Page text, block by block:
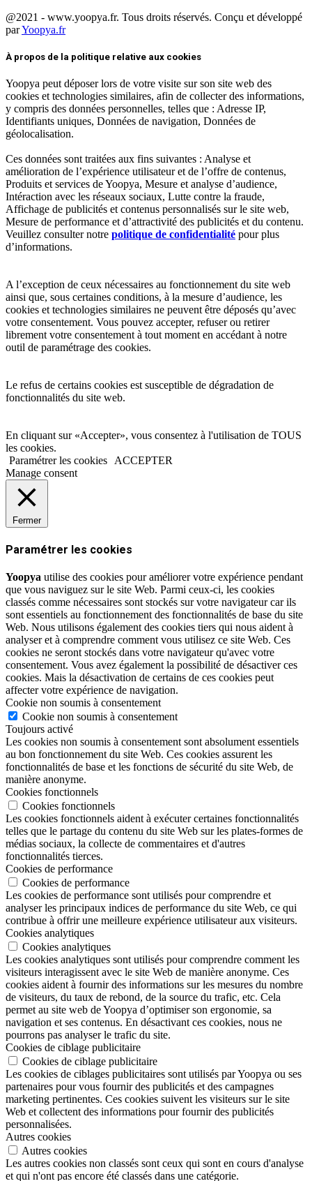
@2021 - www.yoopya.fr. Tous droits réservés. Conçu et développé
parYoopya.fr
À propos de la politique relative aux cookies
Yoopya peut déposer lors de votre visite sur son site web des
cookies et technologies similaires, afin de collecter des informations,
y compris des données personnelles, telles que : Adresse IP,
Identifiants uniques, Données de navigation, Données de
géolocalisation.
Ces données sont traitées aux fins suivantes : Analyse et
amélioration de l’expérience utilisateur et de l’offre de contenus,
Produits et services de Yoopya, Mesure et analyse d’audience,
Intéraction avec les réseaux sociaux, Lutte contre la fraude,
Affichage de publicités et contenus personnalisés sur le site web,
Mesure de performance et d’attractivité des publicités et du contenu.
Veuillez consulter notre politique de confidentialité pour plus
d’informations.
A l’exception de ceux nécessaires au fonctionnement du site web
ainsi que, sous certaines conditions, à la mesure d’audience, les
cookies et technologies similaires ne peuvent être déposés qu’avec
votre consentement. Vous pouvez accepter, refuser ou retirer
librement votre consentement à tout moment en accédant à notre
outil de paramétrage des cookies.
Le refus de certains cookies est susceptible de dégradation de
fonctionnalités du site web.
En cliquant sur «Accepter», vous consentez à l'utilisation de TOUS
les cookies.
Paramétrer les cookies
ACCEPTER
Manage consent
Fermer
Paramétrer les cookies
Yoopya utilise des cookies pour améliorer votre expérience pendant
que vous naviguez sur le site Web. Parmi ceux-ci, les cookies
classés comme nécessaires sont stockés sur votre navigateur car ils
sont essentiels au fonctionnement des fonctionnalités de base du site
Web. Nous utilisons également des cookies tiers qui nous aident à
analyser et à comprendre comment vous utilisez ce site Web. Ces
cookies ne seront stockés dans votre navigateur qu'avec votre
consentement. Vous avez également la possibilité de désactiver ces
cookies. Mais la désactivation de certains de ces cookies peut
affecter votre expérience de navigation.
Cookie non soumis à consentement
Cookie non soumis à consentement
Toujours activé
Les cookies non soumis à consentement sont absolument essentiels
au bon fonctionnement du site Web. Ces cookies assurent les
fonctionnalités de base et les fonctions de sécurité du site Web, de
manière anonyme.
Cookies fonctionnels
Cookies fonctionnels
Les cookies fonctionnels aident à exécuter certaines fonctionnalités
telles que le partage du contenu du site Web sur les plates-formes de
médias sociaux, la collecte de commentaires et d'autres
fonctionnalités tierces.
Cookies de performance
Cookies de performance
Les cookies de performance sont utilisés pour comprendre et
analyser les principaux indices de performance du site Web, ce qui
contribue à offrir une meilleure expérience utilisateur aux visiteurs.
Cookies analytiques
Cookies analytiques
Les cookies analytiques sont utilisés pour comprendre comment les
visiteurs interagissent avec le site Web de manière anonyme. Ces
cookies aident à fournir des informations sur les mesures du nombre
de visiteurs, du taux de rebond, de la source du trafic, etc. Cela
permet au site web de Yoopya d’optimiser son ergonomie, sa
navigation et ses contenus. En désactivant ces cookies, nous ne
pourrons pas analyser le trafic du site.
Cookies de ciblage publicitaire
Cookies de ciblage publicitaire
Les cookies de ciblages publicitaires sont utilisés par Yoopya ou ses
partenaires pour vous fournir des publicités et des campagnes
marketing pertinentes. Ces cookies suivent les visiteurs sur le site
Web et collectent des informations pour fournir des publicités
personnalisées.
Autres cookies
Autres cookies
Les autres cookies non classés sont ceux qui sont en cours d'analyse
et qui n'ont pas encore été classés dans une catégorie.